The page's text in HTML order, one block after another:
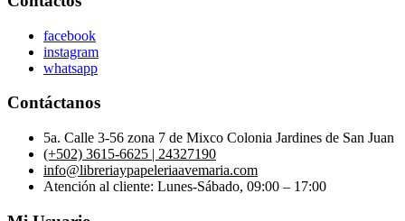
facebook
instagram
whatsapp
Contáctanos
5a. Calle 3-56 zona 7 de Mixco Colonia Jardines de San Juan
(+502) 3615-6625 | 24327190
info@libreriaypapeleriaavemaria.com
Atención al cliente: Lunes-Sábado, 09:00 – 17:00